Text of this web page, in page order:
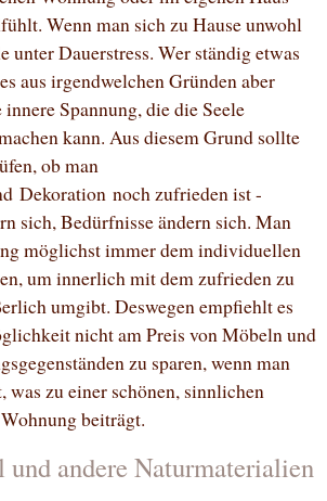
Wenn man sich zu Hause unwohl
unter Dauerstress. Wer ständig etwas
aus irgendwelchen Gründen aber
Spannung, die die Seele
kann. Aus diesem Grund sollte
ob man
Dekoration noch zufrieden ist -
sich, Bedürfnisse ändern sich. Man
möglichst immer dem individuellen
um innerlich mit dem zufrieden zu
umgibt. Deswegen empfiehlt es
nicht am Preis von Möbeln und
zu sparen, wenn man
was zu einer schönen, sinnlichen
beiträgt.
und andere Naturmaterialien